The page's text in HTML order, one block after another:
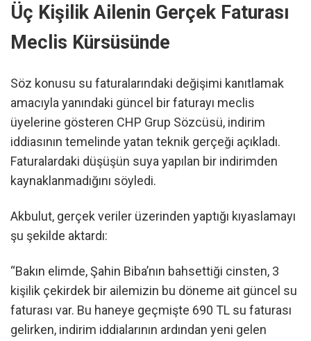
Üç Kişilik Ailenin Gerçek Faturası
Meclis Kürsüsünde
Söz konusu su faturalarındaki değişimi kanıtlamak
amacıyla yanındaki güncel bir faturayı meclis
üyelerine gösteren CHP Grup Sözcüsü, indirim
iddiasının temelinde yatan teknik gerçeği açıkladı.
Faturalardaki düşüşün suya yapılan bir indirimden
kaynaklanmadığını söyledi.
Akbulut, gerçek veriler üzerinden yaptığı kıyaslamayı
şu şekilde aktardı:
“Bakın elimde, Şahin Biba’nın bahsettiği cinsten, 3
kişilik çekirdek bir ailemizin bu döneme ait güncel su
faturası var. Bu haneye geçmişte 690 TL su faturası
gelirken, indirim iddialarının ardından yeni gelen